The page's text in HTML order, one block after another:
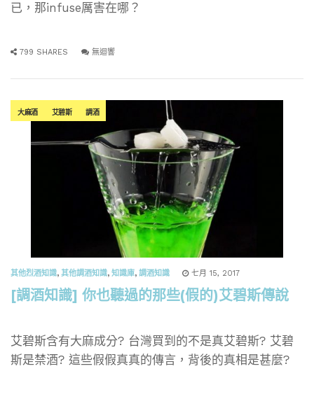
已，那infuse厲害在哪？
799 SHARES 無迴響
大麻酒 艾碧斯 調酒
其他烈酒知識, 其他調酒知識, 知識庫, 調酒知識 七月 15, 2017
[調酒知識] 你也聽過的那些(假的)艾碧斯傳說
艾碧斯含有大麻成分? 台灣買到的不是真艾碧斯? 艾碧
斯是禁酒? 這些假假真真的傳言，背後的真相是甚麼?